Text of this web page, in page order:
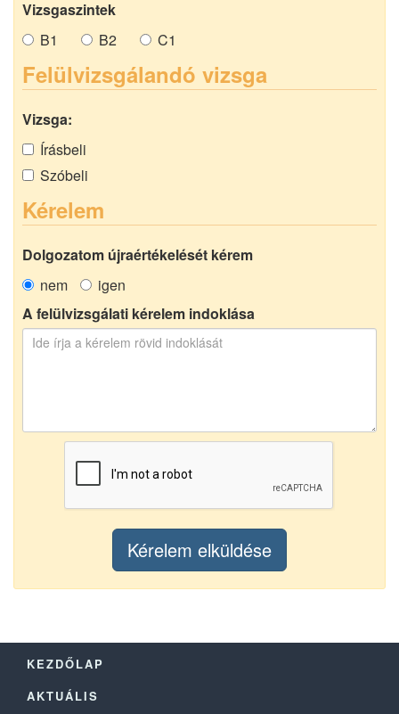
Vizsgaszintek
B1
B2 C1
Felülvizsgálandó vizsga
Vizsga:
Írásbeli
Szóbeli
Kérelem
Dolgozatom újraértékelését kérem
nem
igen
A felülvizsgálati kérelem indoklása
KEZDŐLAP
AKTUÁLIS